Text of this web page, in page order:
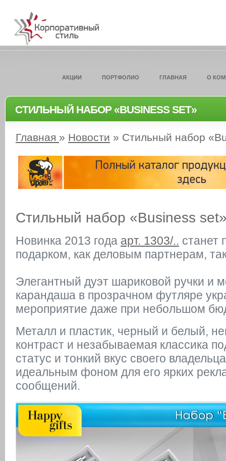
АКЦИИ ПОРТФОЛИО ГЛАВНАЯ О
CТИЛЬНЫЙ НАБОР «BUSINESS SET»
Главная » Новости » Cтильный набор
Cтильный набор «Business
Новинка 2013 года арт. 1303/.. станет
подарком, как деловым партнерам,
Элегантный дуэт шариковой ручки и
карандаша в прозрачном футляре
мероприятие даже при небольшом
Металл и пластик, черный и белый,
контраст и незабываемая классика
статус и тонкий вкус своего
идеальным фоном для его ярких
сообщений.